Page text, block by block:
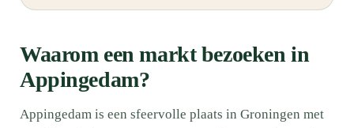
Waarom een markt bezoeken in
Appingedam?
Appingedam is een sfeervolle plaats in Groningen met